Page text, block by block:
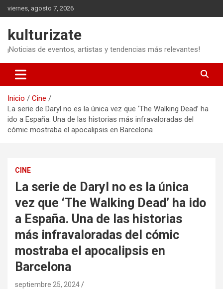
Saltar
al
viernes, agosto 7, 2026
kulturizate
¡Noticias de eventos, artistas y tendencias más relevantes!
Inicio
Cine
La serie de Daryl no es la única vez que ‘The Walking Dead’ ha
ido a España. Una de las historias más infravaloradas del
cómic mostraba el apocalipsis en Barcelona
CINE
La serie de Daryl no es la única
vez que ‘The Walking Dead’ ha ido
a España. Una de las historias
más infravaloradas del cómic
mostraba el apocalipsis en
Barcelona
septiembre 25, 2024